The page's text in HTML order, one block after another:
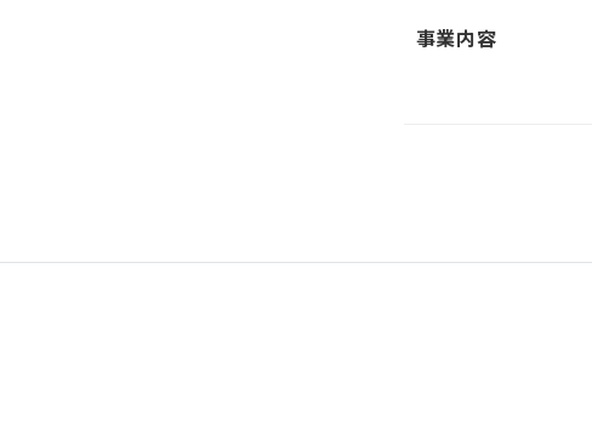
事業内容